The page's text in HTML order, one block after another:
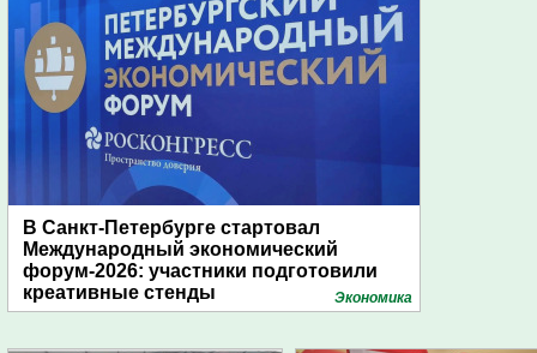
В Санкт-Петербурге стартовал
Международный экономический
форум-2026: участники подготовили
креативные стенды
Экономика